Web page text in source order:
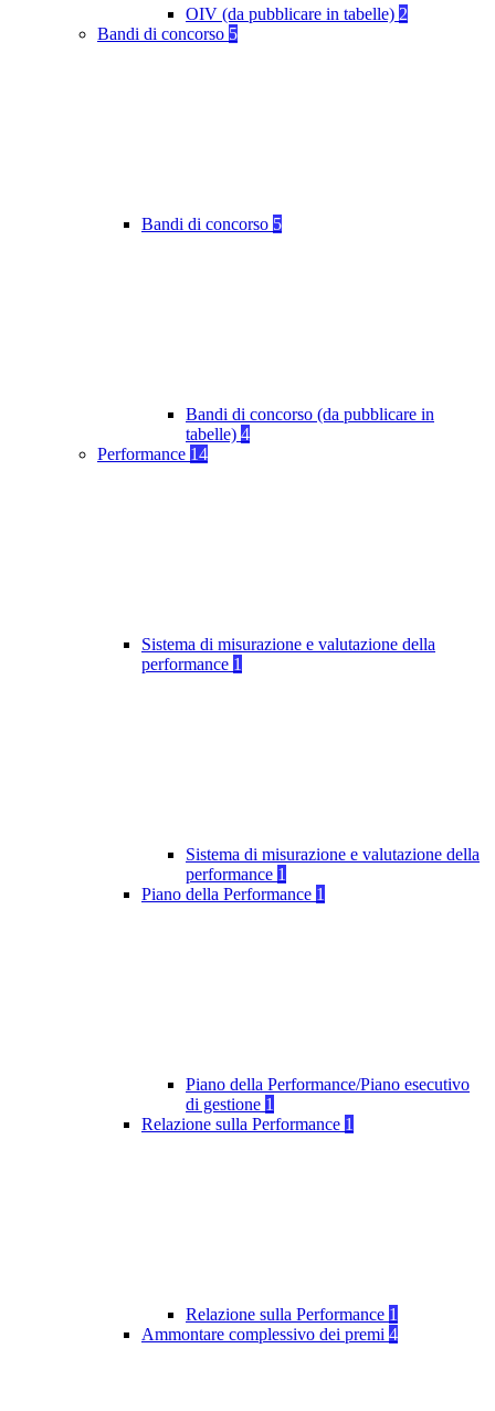
OIV (da pubblicare in tabelle) 2
Bandi di concorso 5
Bandi di concorso 5
Bandi di concorso (da pubblicare in
tabelle) 4
Performance 14
Sistema di misurazione e valutazione della
performance 1
Sistema di misurazione e valutazione della
performance 1
Piano della Performance 1
Piano della Performance/Piano esecutivo
di gestione 1
Relazione sulla Performance 1
Relazione sulla Performance 1
Ammontare complessivo dei premi 4